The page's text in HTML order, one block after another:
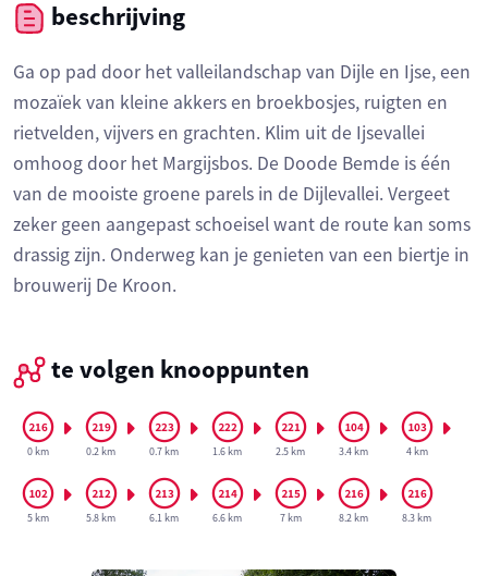
beschrijving
Ga op pad door het valleilandschap van Dijle en Ijse, een
mozaïek van kleine akkers en broekbosjes, ruigten en
rietvelden, vijvers en grachten. Klim uit de Ijsevallei
omhoog door het Margijsbos. De Doode Bemde is één
van de mooiste groene parels in de Dijlevallei. Vergeet
zeker geen aangepast schoeisel want de route kan soms
drassig zijn. Onderweg kan je genieten van een biertje in
brouwerij De Kroon.
te volgen knooppunten
0 km 0.2 km 0.7 km 1.6 km 2.5 km 3.4 km 4 km
5 km 5.8 km 6.1 km 6.6 km 7 km 8.2 km 8.3 km